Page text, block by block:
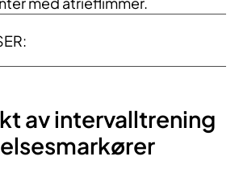
av intervalltrening